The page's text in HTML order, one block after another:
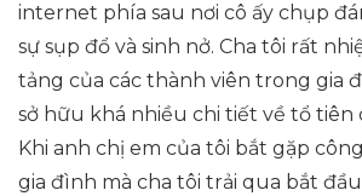
internet phía sau nơi cô ấy chụp
sự sụp đổ và sinh nở. Cha tôi rất
tảng của các thành viên trong gia
sở hữu khá nhiều chi tiết về tổ tiên
Khi anh chị em của tôi bắt gặp
gia đình mà cha tôi trải qua bắt